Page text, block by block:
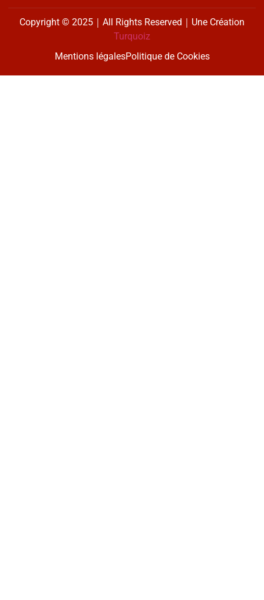
Copyright © 2025｜All Rights Reserved｜Une Création
Turquoiz
Mentions légalesPolitique de Cookies